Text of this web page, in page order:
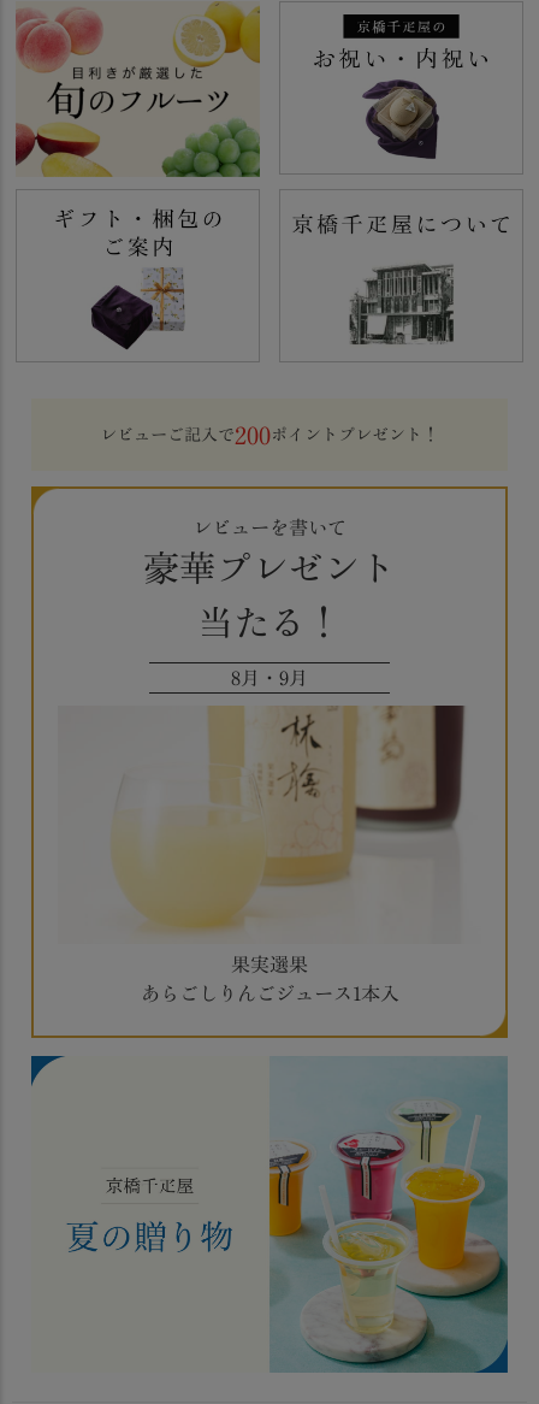
レビューご記入で200ポイントプレゼント！
レビューを書いて
豪華プレゼント
当たる！
8月・9月
果実選果
あらごしりんごジュース1本入